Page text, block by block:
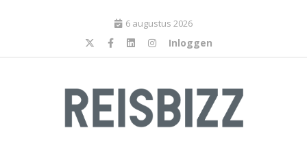
6 augustus 2026
Inloggen